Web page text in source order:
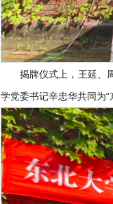
揭牌仪式上，王延、
学党委书记辛忠华共同为